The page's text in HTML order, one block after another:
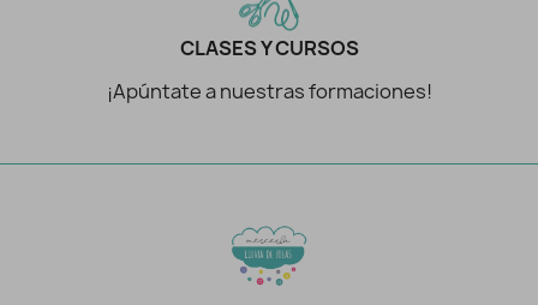
CLASES Y CURSOS
¡Apúntate a nuestras formaciones!